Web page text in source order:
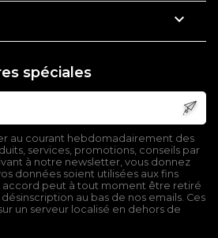

spéciales
au courant hebdomadairement des
services, promotions, conseils par
à notre newsletter, vous donnez
données soient utilisées aux fins
accord peut à tout moment être retiré
au bas de nos emails. Ces
un serveur localisé en dehors de